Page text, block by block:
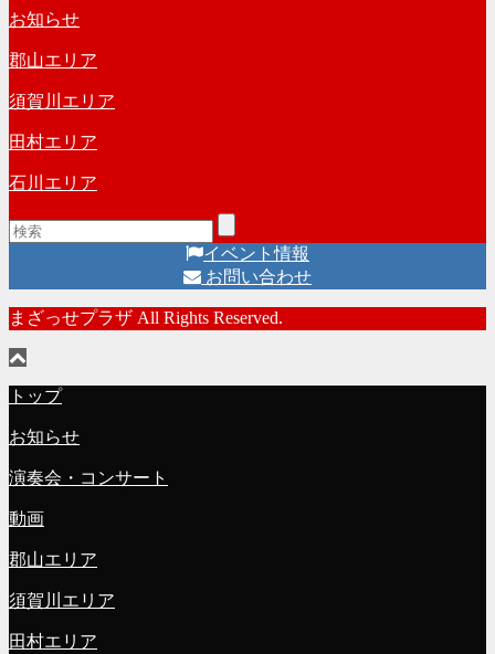
イ
ブ
お知らせ
郡山エリア
須賀川エリア
田村エリア
石川エリア
イベント情報
お問い合わせ
まざっせプラザ All Rights Reserved.
トップ
お知らせ
演奏会・コンサート
動画
郡山エリア
須賀川エリア
田村エリア